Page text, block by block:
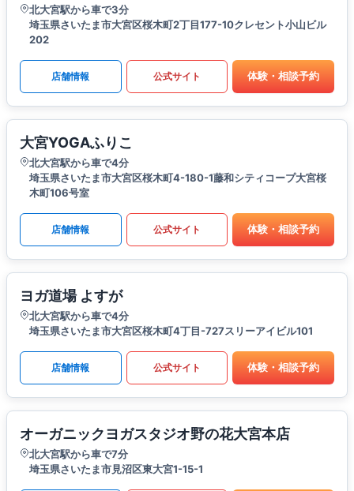
北大宮駅から車で3分
埼玉県さいたま市大宮区桜木町2丁目177-10クレセント小山ビル
202
店舗情報 公式サイト 体験・相談予約
大宮YOGAふりこ
北大宮駅から車で4分
埼玉県さいたま市大宮区桜木町4-180-1藤和シティコープ大宮桜
木町106号室
店舗情報 公式サイト 体験・相談予約
ヨガ道場 よすが
北大宮駅から車で4分
埼玉県さいたま市大宮区桜木町4丁目-727スリーアイビル101
店舗情報 公式サイト 体験・相談予約
オーガニックヨガスタジオ野の花大宮本店
北大宮駅から車で7分
埼玉県さいたま市見沼区東大宮1-15-1